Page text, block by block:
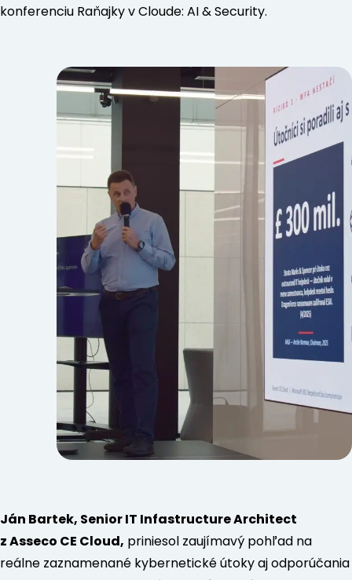
konferenciu Raňajky v Cloude: AI & Security.
Ján Bartek, Senior IT Infastructure Architect
z Asseco CE Cloud, priniesol zaujímavý pohľad na
reálne zaznamenané kybernetické útoky aj odporúčania